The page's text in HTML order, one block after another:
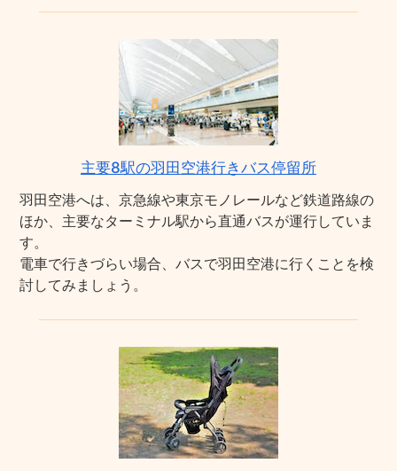
主要8駅の羽田空港行きバス停留所
羽田空港へは、京急線や東京モノレールなど鉄道路線の
ほか、主要なターミナル駅から直通バスが運行していま
す。
電車で行きづらい場合、バスで羽田空港に行くことを検
討してみましょう。